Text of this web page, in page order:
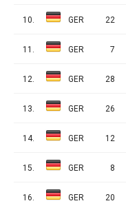
10. GER 22
11. GER 7
12. GER 28
13. GER 26
14. GER 12
15. GER 8
16. GER 20